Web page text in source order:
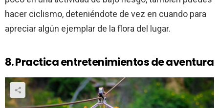
hacer ciclismo, deteniéndote de vez en cuando para
apreciar algún ejemplar de la flora del lugar.
8. Practica entretenimientos de aventura